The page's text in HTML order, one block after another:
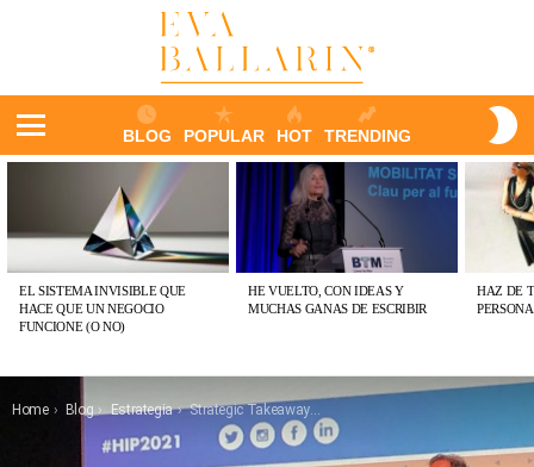
BLOG POPULAR HOT TRENDING
PUBLICACIONES
EL SISTEMA INVISIBLE QUE
HACE QUE UN NEGOCIO
FUNCIONE (O NO)
HE VUELTO, CON IDEAS Y
MUCHAS GANAS DE ESCRIBIR
HAZ DE
You are here:
Home Blog Estrategia Strategic Takeaways: Valores del nuevo consumidor, próximos escenarios de consumo y el punto de inflexión para la recuperación